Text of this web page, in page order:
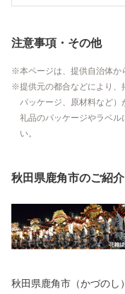
注意事項・その他
本ページは、提供自治体か
提供元の都合などにより、
パッケージ、原材料など
礼品のパッケージやラベル
い。
秋田県鹿角市のご紹介
秋田県鹿角市（かづのし